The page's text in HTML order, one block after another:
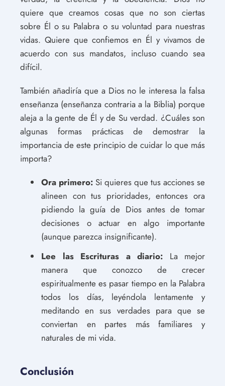
quiere que creamos cosas que no son ciertas
sobre Él o su Palabra o su voluntad para nuestras
vidas. Quiere que confiemos en Él y vivamos de
acuerdo con sus mandatos, incluso cuando sea
difícil.
También añadiría que a Dios no le interesa la falsa
enseñanza (enseñanza contraria a la Biblia) porque
aleja a la gente de Él y de Su verdad. ¿Cuáles son
algunas formas prácticas de demostrar la
importancia de este principio de cuidar lo que más
importa?
Ora primero: Si quieres que tus acciones se
alineen con tus prioridades, entonces ora
pidiendo la guía de Dios antes de tomar
decisiones o actuar en algo importante
(aunque parezca insignificante).
Lee las Escrituras a diario: La mejor
manera que conozco de crecer
espiritualmente es pasar tiempo en la Palabra
todos los días, leyéndola lentamente y
meditando en sus verdades para que se
conviertan en partes más familiares y
naturales de mi vida.
Conclusión